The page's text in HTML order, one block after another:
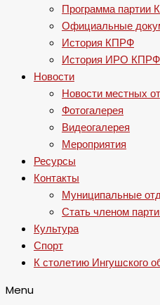
Программа партии
Официальные
История КПРФ
История ИРО КПРФ
Новости
Новости местных
Фотогалерея
Видеогалерея
Мероприятия
Ресурсы
Контакты
Муниципальные
Стать членом
Культура
Спорт
К столетию Ингушского
Menu